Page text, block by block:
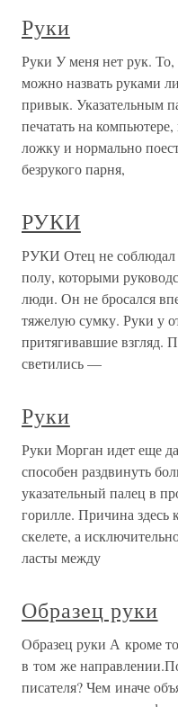
Руки
Руки У меня нет рук.
можно назвать руками
привык. Указательным
печатать на
ложку и нормально
безрукого парня,
РУКИ
РУКИ Отец не
полу, которыми
люди. Он не бросался
тяжелую сумку. Руки у
притягивавшие взгляд.
светились —
Руки
Руки Морган идет еще
способен раздвинуть
указательный палец в
горилле. Причина здесь
скелете, а
ласты между
Образец руки
Образец руки А кроме
в том же
писателя? Чем иначе